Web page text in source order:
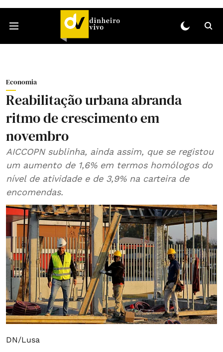
Economia
Reabilitação urbana abranda
ritmo de crescimento em
novembro
AICCOPN sublinha, ainda assim, que se registou
um aumento de 1,6% em termos homólogos do
nível de atividade e de 3,9% na carteira de
encomendas.
DN/Lusa